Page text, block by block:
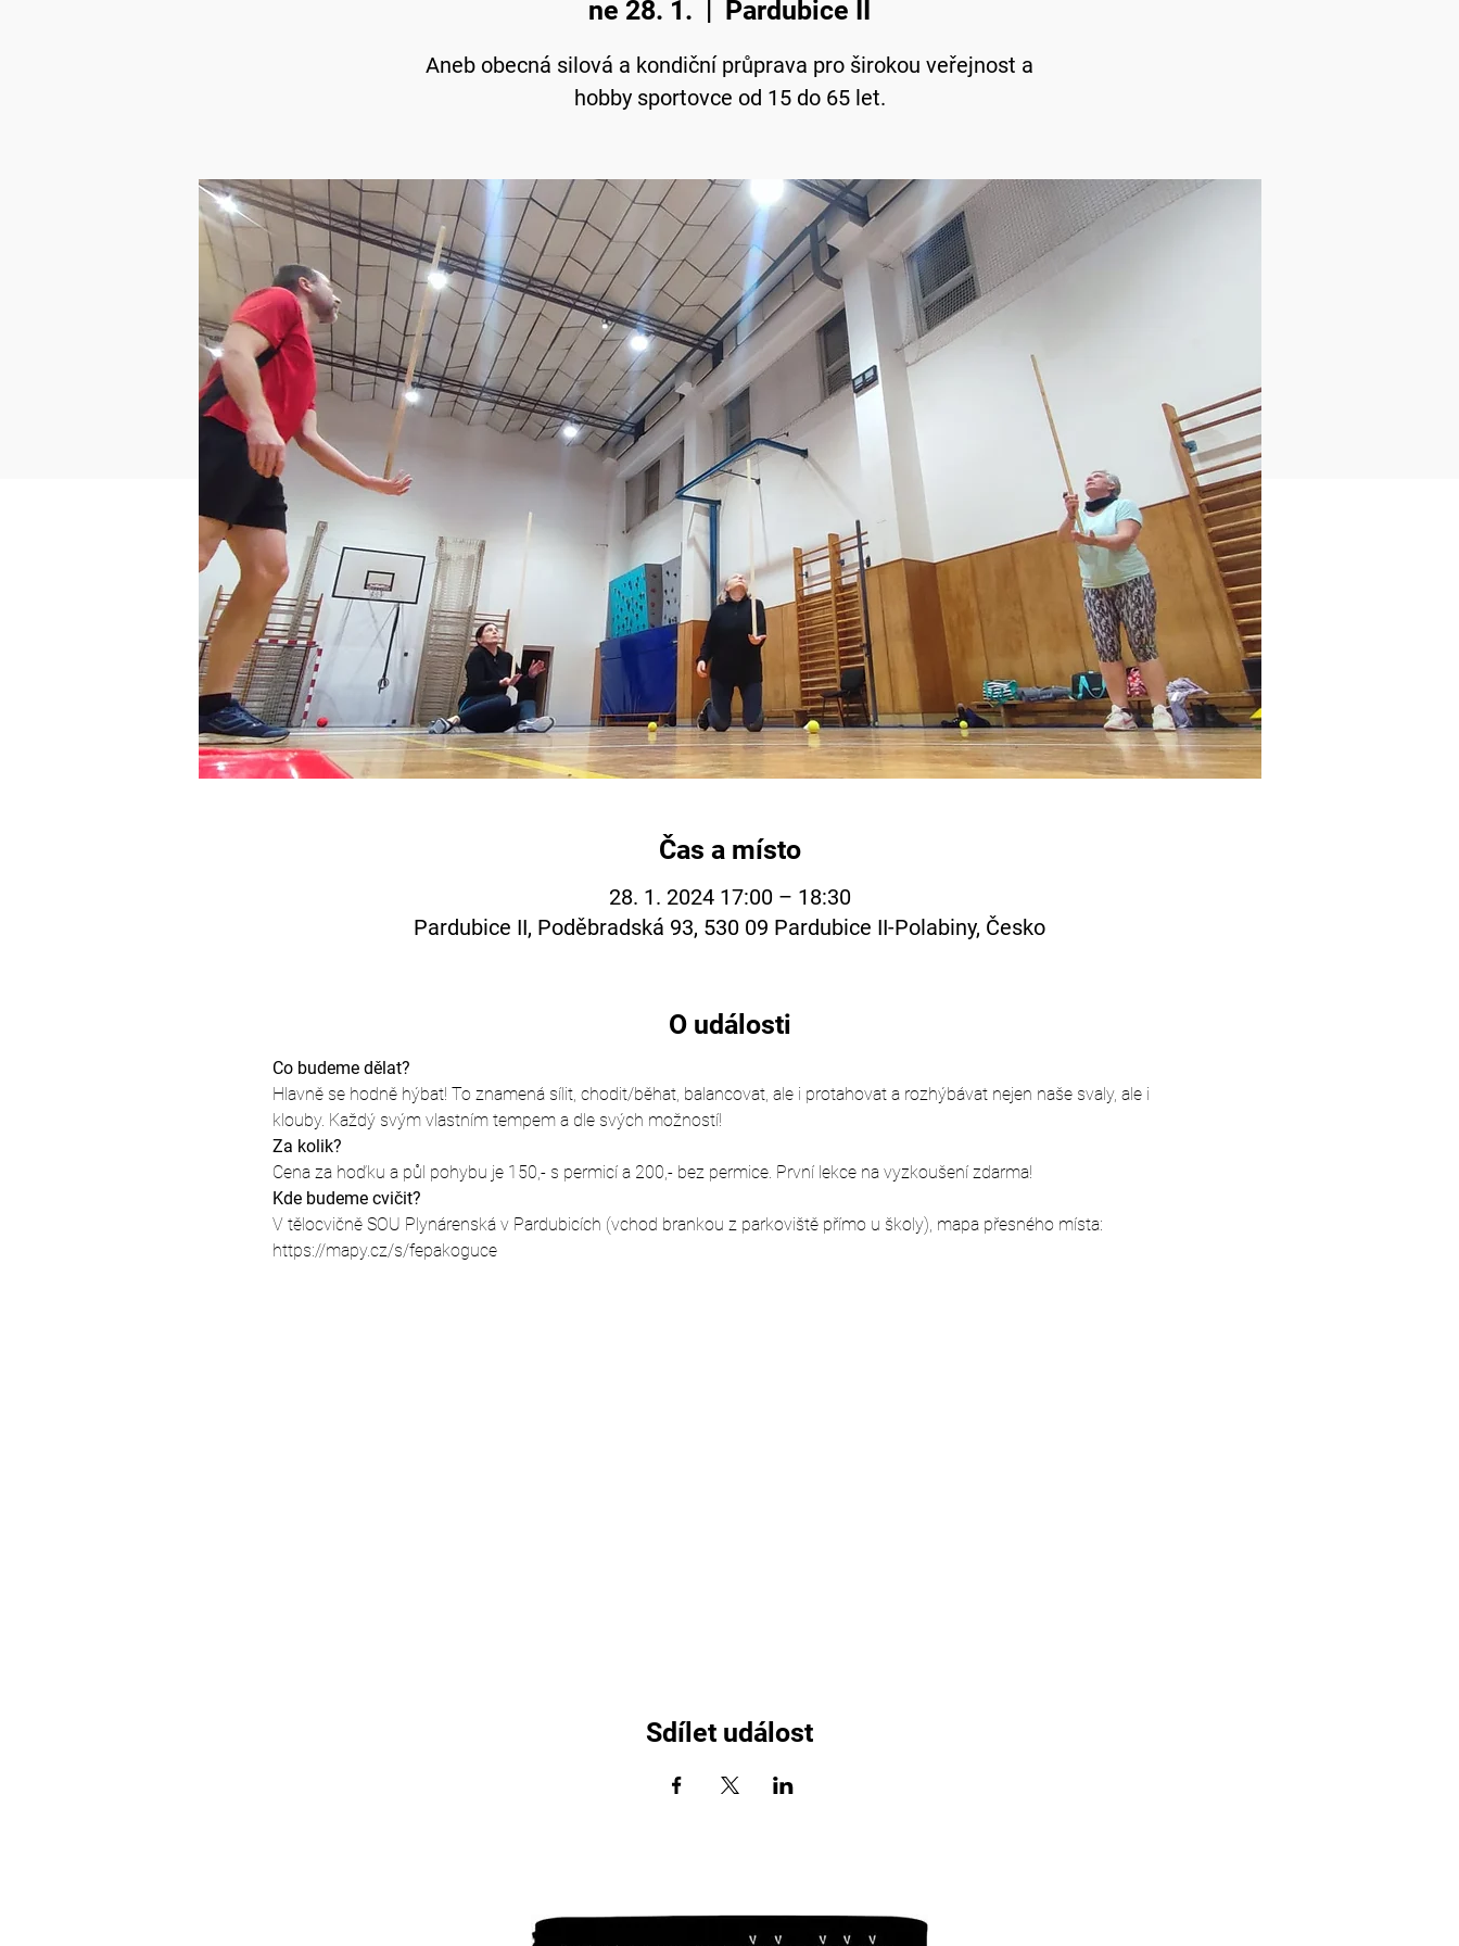
ne 28. 1. Pardubice II
Aneb obecná silová a kondiční průprava pro širokou veřejnost a
hobby sportovce od 15 do 65 let.
Čas a místo
28. 1. 2024 17:00 – 18:30
Pardubice II, Poděbradská 93, 530 09 Pardubice II-Polabiny, Česko
O události
Co budeme dělat?
Hlavně se hodně hýbat! To znamená sílit, chodit/běhat, balancovat, ale i protahovat a rozhýbávat nejen naše svaly, ale i
klouby. Každý svým vlastním tempem a dle svých možností!
Za kolik?
Cena za hoďku a půl pohybu je 150,- s permicí a 200,- bez permice. První lekce na vyzkoušení zdarma!
Kde budeme cvičit?
V tělocvičně SOU Plynárenská v Pardubicích (vchod brankou z parkoviště přímo u školy), mapa přesného místa:
https://mapy.cz/s/fepakoguce
Sdílet událost